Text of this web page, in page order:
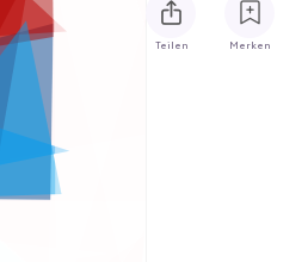
Teilen Merken